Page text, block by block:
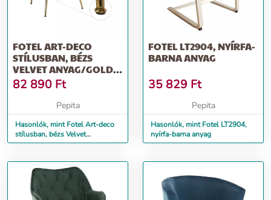
FOTEL ART-DECO
STÍLUSBAN, BÉZS
VELVET ANYAG/GOLD
CHRÓM-ARANY,
NOBLIN
82 890 Ft
Pepita
Hasonlók, mint Fotel Art-deco
stílusban, bézs Velvet
anyag/gold chróm-arany,
FOTEL LT2904, NYÍRFA-
BARNA ANYAG
35 829 Ft
Pepita
Hasonlók, mint Fotel LT2904,
nyírfa-barna anyag